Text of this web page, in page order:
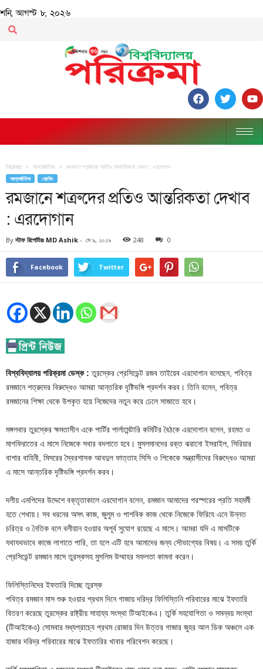
শনি, আগস্ট ৮, ২০২৬
Home আন্তর্জাতিক রমজানে শত্রুদের প্রতিও আন্তরিকতা দেখাব : এরদোগান
আন্তর্জাতিক ব্রেকিং
রমজানে শত্রুদের প্রতিও আন্তরিকতা দেখাব
: এরদোগান
By স্টাফ রিপোর্টারঃ MD Ashik - মে ৯, ২০১৯ 248 0
Facebook Twitter
বিশ্ববিদ্যালয় পরিক্রমা ডেস্ক : তুরস্কের প্রেসিডেন্ট রজব তাইয়েব এরদোগান বলেছেন, পবিত্র
রমজানে শত্রুদের বিরুদ্ধেও আমরা আন্তরিক দৃষ্টিভঙ্গি প্রদর্শন করব। তিনি বলেন, পবিত্র
রমজানের শিক্ষা থেকে উপকৃত হয়ে নিজেদের নতুন করে ঢেলে সাজাতে হবে।
মঙ্গলবার তুরস্কের ক্ষমতাসীন একে পার্টির পার্লামেন্টারি কমিটির বৈঠকে এরদোগান বলেন, রহমত ও
মাগফিরাতের এ মাসে নিজেকে সবার বদলাতে হবে। মুসলমানদের রক্ত ঝরানো ইসরাইল, সিরিয়ার
বাশার বাহিনী, মিসরের স্বৈরশাসক আবদুল ফাত্তাহ সিসি ও পিকেকে সন্ত্রাসীদের বিরুদ্ধেও আমরা
এ মাসে আন্তরিক দৃষ্টিভঙ্গি প্রদর্শন করব।
দলীয় এমপিদের উদ্দেশে বক্তৃতাকালে এরদোগান বলেন, রমজান আমাদের পরস্পরের প্রতি সহমর্মী
হতে শেখায়। সব ধরনের অসৎ কাজ, জুলুম ও পাশবিক কাজ থেকে নিজেকে ফিরিযে এনে উন্নত
চরিত্র ও নৈতিক বলে বলীয়ান হওয়ার অপূর্ব সুযোগ রয়েছে এ মাসে। আমরা যদি এ মাসটিকে
যথাযথভাবে কাজে লাগাতে পারি, তা হলে এটি হবে আমাদের জন্য সৌভাগ্যের বিষয়। এ সময় তুর্কি
প্রেসিডেন্ট রমজান মাসে তুরস্কসহ মুসলিম উম্মাহর সফলতা কামনা করেন।
ফিলিস্তিনিদের ইফতারি দিচ্ছে তুরস্ক
পবিত্র রমজান মাস শুরু হওয়ার প্রথম দিনে গাজায় দরিদ্র ফিলিস্তিনি পরিবারের মাঝে ইফতারি
বিতরণ করেছে তুরস্কের রাষ্ট্রীয় সাহায্য সংস্থা টিআইকেএ। তুর্কি সহযোগিতা ও সমন্বয় সংস্থা
(টিআইকেএ) সোমবার মধ্যপ্রাচ্যে প্রথম রোজার দিন উত্তর গাজার জুহর আল ডিক অঞ্চলে এক
হাজার দরিদ্র পরিবারের মাঝে ইফতারির খাবার পরিবেশন করেছে।